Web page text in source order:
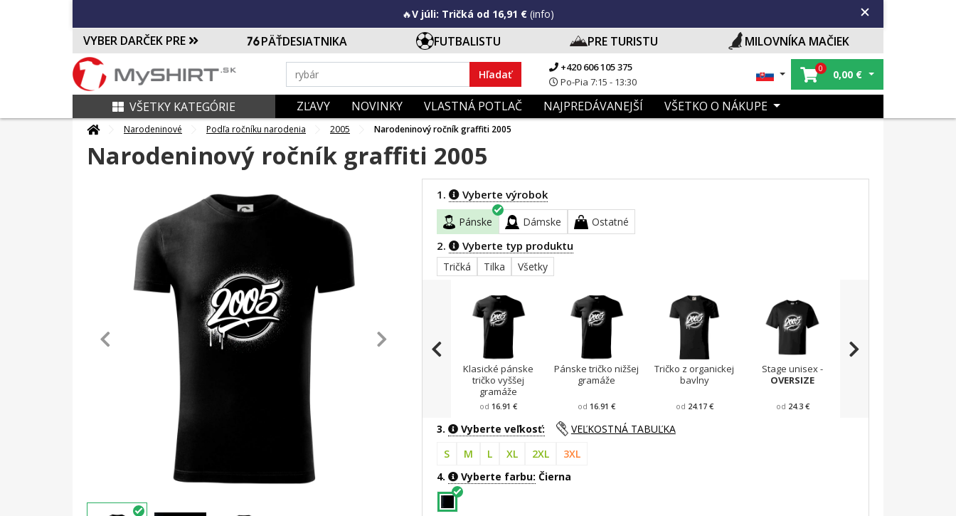
🔥V júli: Tričká od 16,91 € (info)
VYBER DARČEK PRE PÄŤDESIATNIKA FUTBALISTU PRE TURISTU MILOVNÍKA MAČIEK
Hľadať
+420 606 105 375
Po-Pia 7:15 - 13:30
0 0,00 €
VŠETKY KATEGÓRIE ZĽAVY NOVINKY VLASTNÁ POTLAČ NAJPREDÁVANEJŠÍ VŠETKO O NÁKUPE
Narodeninové Podľa ročníku narodenia 2005 Narodeninový ročník graffiti 2005
Narodeninový ročník graffiti 2005
1. Vyberte výrobok
Pánske Dámske Ostatné
2. Vyberte typ produktu
Tričká Tilka Všetky
Klasické pánske
tričko vyššej
gramáže
od 16.91 €
Pánske tričko nižšej
gramáže
od 16.91 €
Tričko z organickej
bavlny
od 24.17 €
Stage unisex -
OVERSIZE
od 24.3 €
3. Vyberte veľkosť:
VEĽKOSTNÁ TABUĽKA
S
M L XL 2XL
3XL
4.
Vyberte farbu: Čierna